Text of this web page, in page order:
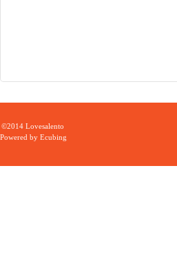
©2014 Lovesalento
Powered by Ecubing